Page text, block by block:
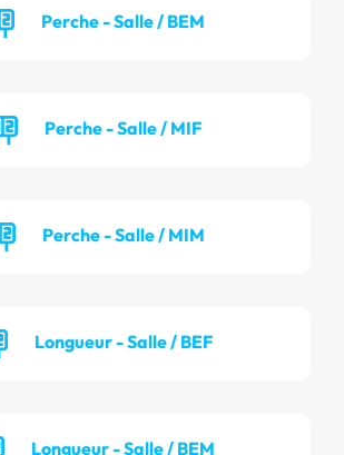
Perche - Salle / BEM
Perche - Salle / MIF
Perche - Salle / MIM
Longueur - Salle / BEF
Longueur - Salle / BEM